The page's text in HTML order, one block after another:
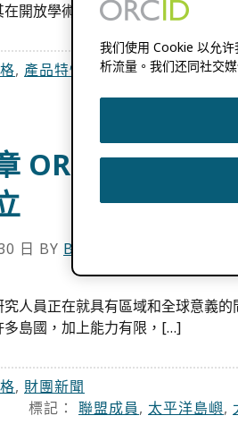
開放學術交流中的作用。」—伊馮
, 產品特性
應用情境
ORCID 在太平
日 BY BRIAN MINIHAN
人員正在就具有區域和全球意義
多島國，加上能力有限，[…]
, 財團新聞
標記： 聯盟成員, 太平洋島嶼,
我们使用 Cookie 以允
析流量。我们还同社交